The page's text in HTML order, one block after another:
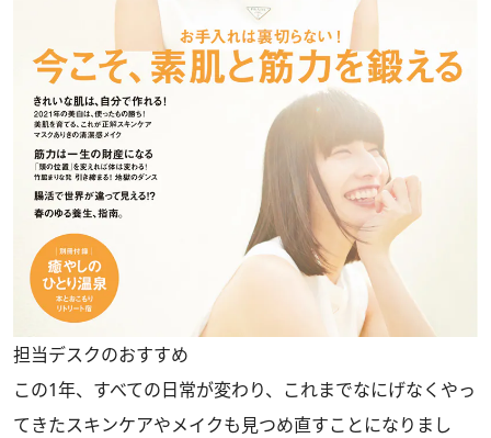
担当デスクのおすすめ
この1年、すべての日常が変わり、これまでなにげなくやっ
てきたスキンケアやメイクも見つめ直すことになりまし